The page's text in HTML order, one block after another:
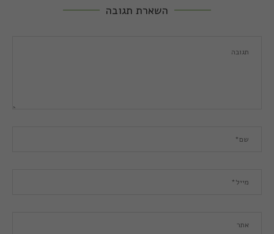
השארת תגובה